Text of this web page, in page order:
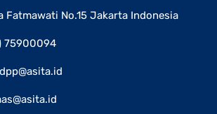
Fatmawati No.15 Jakarta Indonesia
75900094
dpp@asita.id